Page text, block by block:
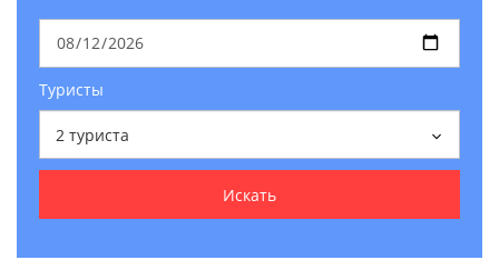
Туристы
2 туриста
Искать